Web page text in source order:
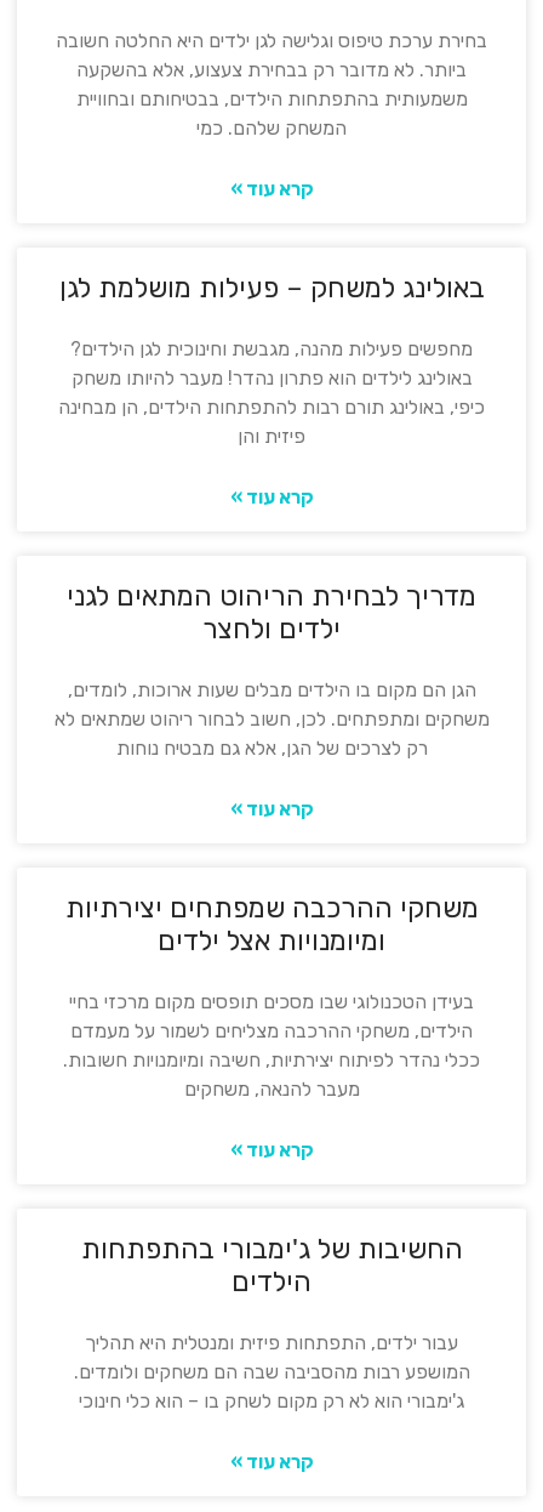
בחירת ערכת טיפוס וגלישה לגן ילדים היא החלטה חשובה
ביותר. לא מדובר רק בבחירת צעצוע, אלא בהשקעה
משמעותית בהתפתחות הילדים, בבטיחותם ובחוויית
המשחק שלהם. כמי
קרא עוד »
באולינג למשחק – פעילות מושלמת לגן
מחפשים פעילות מהנה, מגבשת וחינוכית לגן הילדים?
באולינג לילדים הוא פתרון נהדר! מעבר להיותו משחק
כיפי, באולינג תורם רבות להתפתחות הילדים, הן מבחינה
פיזית והן
קרא עוד »
מדריך לבחירת הריהוט המתאים לגני
ילדים ולחצר
הגן הם מקום בו הילדים מבלים שעות ארוכות, לומדים,
משחקים ומתפתחים. לכן, חשוב לבחור ריהוט שמתאים לא
רק לצרכים של הגן, אלא גם מבטיח נוחות
קרא עוד »
משחקי ההרכבה שמפתחים יצירתיות
ומיומנויות אצל ילדים
בעידן הטכנולוגי שבו מסכים תופסים מקום מרכזי בחיי
הילדים, משחקי ההרכבה מצליחים לשמור על מעמדם
ככלי נהדר לפיתוח יצירתיות, חשיבה ומיומנויות חשובות.
מעבר להנאה, משחקים
קרא עוד »
החשיבות של ג'ימבורי בהתפתחות
הילדים
עבור ילדים, התפתחות פיזית ומנטלית היא תהליך
המושפע רבות מהסביבה שבה הם משחקים ולומדים.
ג'ימבורי הוא לא רק מקום לשחק בו – הוא כלי חינוכי
קרא עוד »